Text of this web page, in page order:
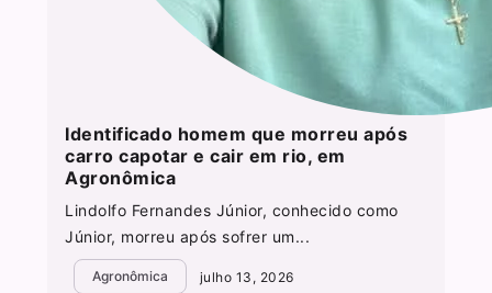
Identificado homem que morreu após
carro capotar e cair em rio, em
Agronômica
Lindolfo Fernandes Júnior, conhecido como
Júnior, morreu após sofrer um...
Agronômica julho 13, 2026